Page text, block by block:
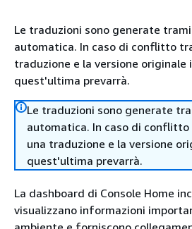
Le traduzioni sono generate
automatica. In caso di conflitto
traduzione e la versione originale
quest'ultima prevarrà.
Le traduzioni sono generate
automatica. In caso di
una traduzione e la versione
quest'ultima prevarrà.
La dashboard di Console Home
visualizzano informazioni